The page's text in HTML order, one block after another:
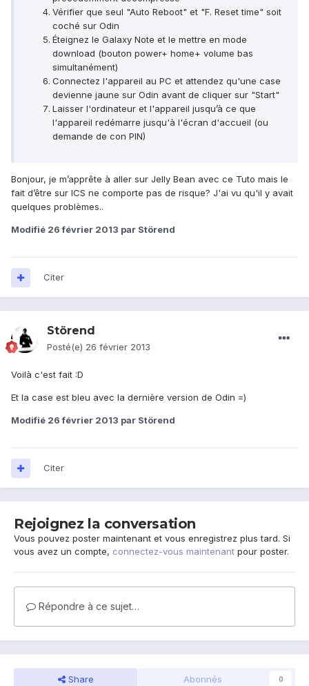
Vérifier que seul "Auto Reboot" et "F. Reset time" soit
coché sur Odin
Éteignez le Galaxy Note et le mettre en mode
download (bouton power+ home+ volume bas
simultanément)
Connectez l'appareil au PC et attendez qu'une case
devienne jaune sur Odin avant de cliquer sur "Start"
Laisser l'ordinateur et l'appareil jusqu’à ce que
l'appareil redémarre jusqu'à l'écran d'accueil (ou
demande de con PIN)
Bonjour, je m’apprête à aller sur Jelly Bean avec ce Tuto mais le
fait d’être sur ICS ne comporte pas de risque? J'ai vu qu'il y avait
quelques problèmes..
Modifié 26 février 2013 par Störend
Citer
Störend
Posté(e) 26 février 2013
Voilà c'est fait :D
Et la case est bleu avec la dernière version de Odin =)
Modifié 26 février 2013 par Störend
Citer
Rejoignez la conversation
Vous pouvez poster maintenant et vous enregistrez plus tard. Si
vous avez un compte, connectez-vous maintenant pour poster.
Répondre à ce sujet…
Share Abonnés 0